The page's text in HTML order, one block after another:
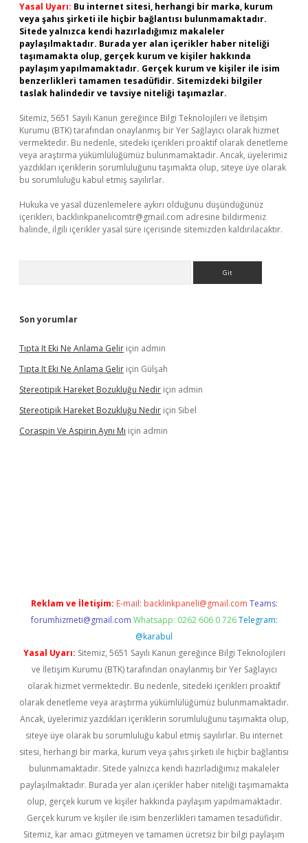
Yasal Uyarı: Bu internet sitesi, herhangi bir marka, kurum
veya şahıs şirketi ile hiçbir bağlantısı bulunmamaktadır.
Sitede yalnızca kendi hazırladığımız makaleler
paylaşılmaktadır. Burada yer alan içerikler haber niteliği
taşımamakta olup, gerçek kurum ve kişiler hakkında
paylaşım yapılmamaktadır. Gerçek kurum ve kişiler ile isim
benzerlikleri tamamen tesadüfidir. Sitemizdeki bilgiler
taslak halindedir ve tavsiye niteliği taşımazlar.
Sitemiz, 5651 Sayılı Kanun gereğince Bilgi Teknolojileri ve İletişim
Kurumu (BTK) tarafından onaylanmış bir Yer Sağlayıcı olarak hizmet
vermektedir. Bu nedenle, sitedeki içerikleri proaktif olarak denetleme
veya araştırma yükümlülüğümüz bulunmamaktadır. Ancak, üyelerimiz
yazdıkları içeriklerin sorumluluğunu taşımakta olup, siteye üye olarak
bu sorumluluğu kabul etmiş sayılırlar.
Hukuka ve yasal düzenlemelere aykırı olduğunu düşündüğünüz
içerikleri, backlinkpanelicomtr@gmail.com adresine bildirmeniz
halinde, ilgili içerikler yasal süre içerisinde sitemizden kaldırılacaktır.
Son yorumlar
Tıpta It Eki Ne Anlama Gelir için admin
Tıpta It Eki Ne Anlama Gelir için Gülşah
Stereotipik Hareket Bozukluğu Nedir için admin
Stereotipik Hareket Bozukluğu Nedir için Sibel
Coraspin Ve Aspirin Aynı Mı için admin
Reklam ve İletişim: E-mail: backlinkpaneli@gmail.com Teams:
forumhizmeti@gmail.com Whatsapp: 0262 606 0 726 Telegram:
@karabul
Yasal Uyarı: Sitemiz, 5651 Sayılı Kanun gereğince Bilgi Teknolojileri
ve İletişim Kurumu (BTK) tarafından onaylanmış bir Yer Sağlayıcı
olarak hizmet vermektedir. Bu nedenle, sitedeki içerikleri proaktif
olarak denetleme veya araştırma yükümlülüğümüz bulunmamaktadır.
Ancak, üyelerimiz yazdıkları içeriklerin sorumluluğunu taşımakta olup,
siteye üye olarak bu sorumluluğu kabul etmiş sayılırlar. Bu internet
sitesi, herhangi bir marka, kurum veya şahıs şirketi ile hiçbir bağlantısı
bulunmamaktadır. Sitede yalnızca kendi hazırladığımız makaleler
paylaşılmaktadır. Burada yer alan içerikler haber niteliği taşımamakta
olup, gerçek kurum ve kişiler hakkında paylaşım yapılmamaktadır.
Gerçek kurum ve kişiler ile isim benzerlikleri tamamen tesadüfidir.
Sitemiz, kar amacı gütmeyen ve tamamen ücretsiz bir bilgi paylaşım